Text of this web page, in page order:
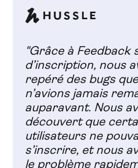
"Grâce à Feedback
d’inscription, nous
repéré des bugs
n’avions jamais
auparavant. Nous
découvert que
utilisateurs ne
s’inscrire, et nous
le problème